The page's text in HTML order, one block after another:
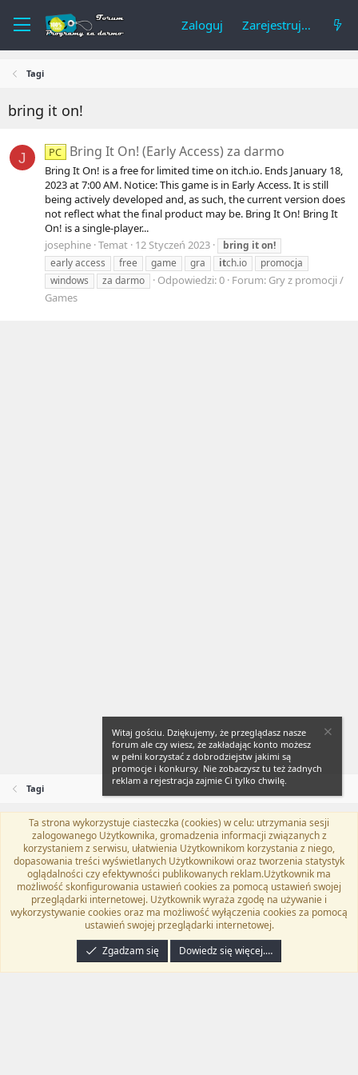
Zaloguj Zarejestruj się
Tagi
bring it on!
J PC Bring It On! (Early Access) za darmo
Bring It On! is a free for limited time on itch.io. Ends January 18,
2023 at 7:00 AM. Notice: This game is in Early Access. It is still
being actively developed and, as such, the current version does
not reflect what the final product may be. Bring It On! Bring It
On! is a single-player...
josephine Temat 12 Styczeń 2023 bring iton!
early access
free game gra itch.io
promocja
windows
za darmo Odpowiedzi: 0 Forum: Gry z promocji /
Games
Tagi
Flat Awesome + (Parent DO NOT EDIT)
Polski (PL)
Kontakt
Regulamin Polityka prywatności Pomoc
TwitterKontakt
RSS
Community platform by XenForo® © 2010-2024 XenForo Ltd.
programyzadarmo.net.pl . | Xenforo Add-ons
Email Check by MPM.PM
Witaj gościu. Dziękujemy, że przeglądasz nasze
forum ale czy wiesz, że zakładając konto możesz
w pełni korzystać z dobrodziejstw jakimi są
promocje i konkursy. Nie zobaczysz tu też żadnych
reklam a rejestracja zajmie Ci tylko chwilę.
Ta strona wykorzystuje ciasteczka (cookies) w celu: utrzymania sesji
zalogowanego Użytkownika, gromadzenia informacji związanych z
korzystaniem z serwisu, ułatwienia Użytkownikom korzystania z niego,
dopasowania treści wyświetlanych Użytkownikowi oraz tworzenia statystyk
oglądalności czy efektywności publikowanych reklam.Użytkownik ma
możliwość skonfigurowania ustawień cookies za pomocą ustawień swojej
przeglądarki internetowej. Użytkownik wyraża zgodę na używanie i
wykorzystywanie cookies oraz ma możliwość wyłączenia cookies za pomocą
ustawień swojej przeglądarki internetowej.
Zgadzam się
Dowiedz się więcej.…